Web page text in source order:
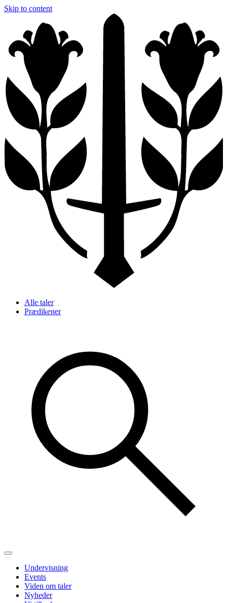
Skip to content
Alle taler
Prædikener
Undervisning
Events
Viden om taler
Nyheder